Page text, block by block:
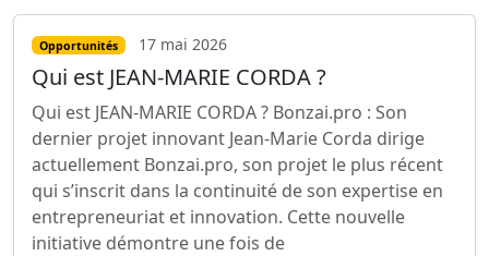
Opportunités 17 mai 2026
Qui est JEAN-MARIE CORDA ?
Qui est JEAN-MARIE CORDA ? Bonzai.pro : Son
dernier projet innovant Jean-Marie Corda dirige
actuellement Bonzai.pro, son projet le plus récent
qui s’inscrit dans la continuité de son expertise en
entrepreneuriat et innovation. Cette nouvelle
initiative démontre une fois de